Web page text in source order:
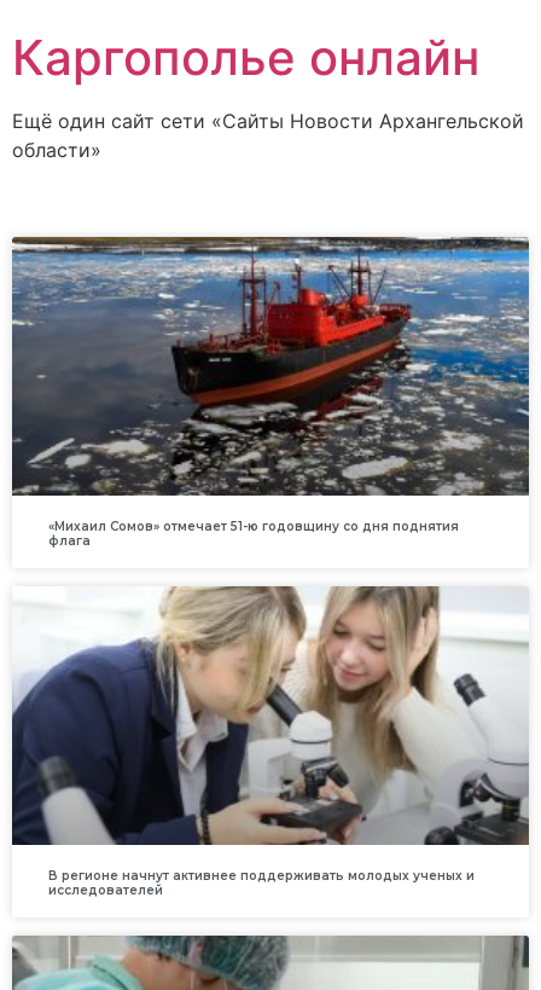
Каргополье онлайн
Ещё один сайт сети «Сайты Новости Архангельской
области»
«Михаил Сомов» отмечает 51-ю годовщину со дня поднятия
флага
В регионе начнут активнее поддерживать молодых ученых и
исследователей